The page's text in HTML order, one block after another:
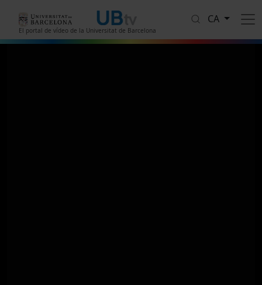
El portal de vídeo de la Universitat de Barcelona
CA